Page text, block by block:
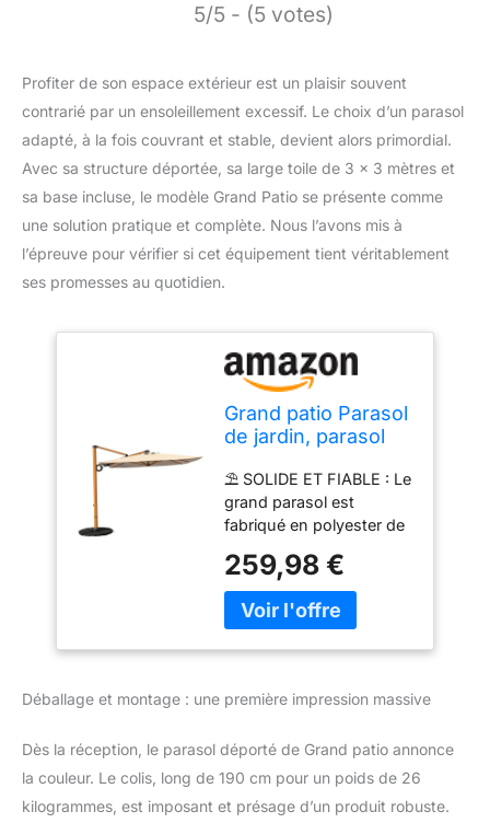
5/5 - (5 votes)
Profiter de son espace extérieur est un plaisir souvent
contrarié par un ensoleillement excessif. Le choix d’un parasol
adapté, à la fois couvrant et stable, devient alors primordial.
Avec sa structure déportée, sa large toile de 3 x 3 mètres et
sa base incluse, le modèle Grand Patio se présente comme
une solution pratique et complète. Nous l’avons mis à
l’épreuve pour vérifier si cet équipement tient véritablement
ses promesses au quotidien.
Grand patio Parasol
de jardin, parasol
avec 8 baleines,
parasol d'extérieur
pour jardin (beige,
carré)
⛱ SOLIDE ET FIABLE : Le
grand parasol est
fabriqué en polyester de
revêtement PU résistant
à l'eau et UPF50+, une
construction entièrement
d'extérieur plus stable et
FACILE À UTILISER : En
appuyant simplement
sur la pédale avec votre
259,98 €
Déballage et montage : une première impression massive
Dès la réception, le parasol déporté de Grand patio annonce
la couleur. Le colis, long de 190 cm pour un poids de 26
kilogrammes, est imposant et présage d’un produit robuste.